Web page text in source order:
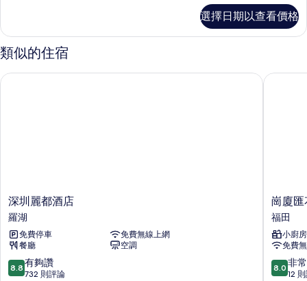
廳
的
所
有
一
房
一
的
選擇日期以查看價格
類似的住宿
深
圳
麗
都
酒
店
羅
深圳麗都酒店
羅湖
免費停車
免費無線上網
餐廳
空調
8.8
分，
8.8 有夠讚
732 則評論
深圳麗都酒店
崗
廈
匯
花
園
行
政
崗廈匯
福田
小廚房
免費
8.0
分，
8.0 非
12
崗廈匯